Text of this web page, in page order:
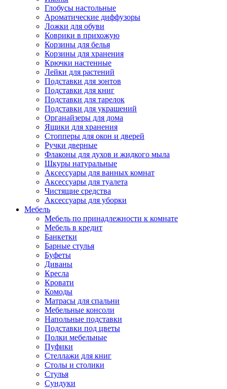
Глобусы настольные
Ароматические диффузоры
Ложки для обуви
Коврики в прихожую
Корзины для белья
Корзины для хранения
Крючки настенные
Лейки для растений
Подставки для зонтов
Подставки для книг
Подставки для тарелок
Подставки для украшений
Органайзеры для дома
Ящики для хранения
Стопперы для окон и дверей
Ручки дверные
Флаконы для духов и жидкого мыла
Шкуры натуральные
Аксессуары для ванных комнат
Аксессуары для туалета
Чистящие средства
Аксессуары для уборки
Мебель
Мебель по принадлежности к комнате
Мебель в кредит
Банкетки
Барные стулья
Буфеты
Диваны
Кресла
Кровати
Комоды
Матрасы для спальни
Мебельные консоли
Напольные подставки
Подставки под цветы
Полки мебельные
Пуфики
Стеллажи для книг
Столы и столики
Стулья
Сундуки